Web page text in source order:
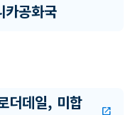
카공화국
더데일, 미합
open_in_new